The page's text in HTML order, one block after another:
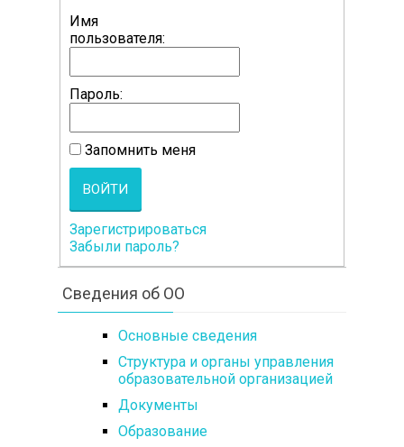
Имя
пользователя:
Пароль:
Запомнить меня
ВОЙТИ
Зарегистрироваться
Забыли пароль?
Сведения об ОО
Основные сведения
Структура и органы управления
образовательной организацией
Документы
Образование